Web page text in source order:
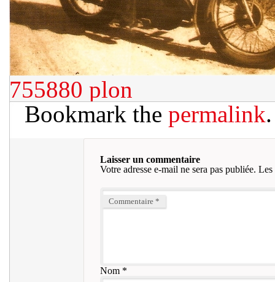
755880 plon
Bookmark the permalink.
Laisser un commentaire
Votre adresse e-mail ne sera pas publiée. Les
Commentaire *
Nom*